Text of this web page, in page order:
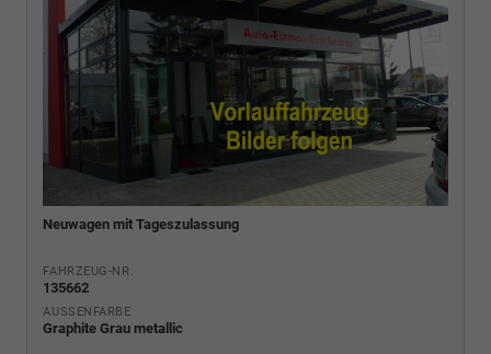
Neuwagen mit Tageszulassung
FAHRZEUG-NR.
135662
AUSSENFARBE
Graphite Grau metallic